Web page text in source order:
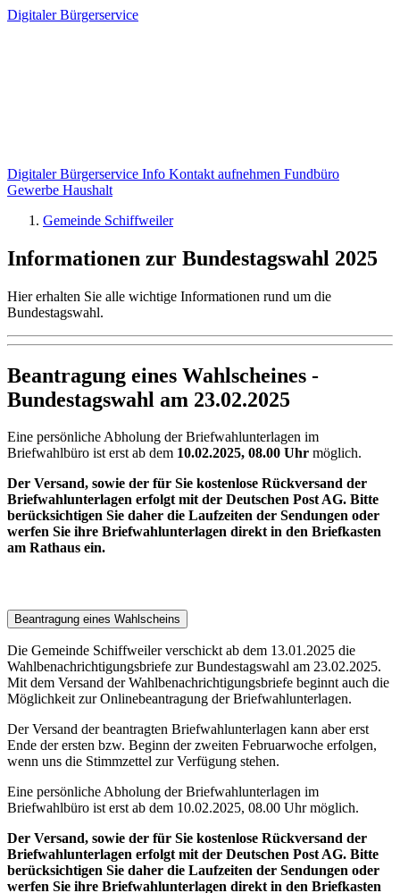
Digitaler Bürgerservice
Digitaler Bürgerservice Info Kontakt aufnehmen Fundbüro
Gewerbe Haushalt
Gemeinde Schiffweiler
Informationen zur Bundestagswahl 2025
Hier erhalten Sie alle wichtige Informationen rund um die
Bundestagswahl.
Beantragung eines Wahlscheines -
Bundestagswahl am 23.02.2025
Eine persönliche Abholung der Briefwahlunterlagen im
Briefwahlbüro ist erst ab dem 10.02.2025, 08.00 Uhr möglich.
Der Versand, sowie der für Sie kostenlose Rückversand der
Briefwahlunterlagen erfolgt mit der Deutschen Post AG. Bitte
berücksichtigen Sie daher die Laufzeiten der Sendungen oder
werfen Sie ihre Briefwahlunterlagen direkt in den Briefkasten
am Rathaus ein.
Beantragung eines Wahlscheins
Die Gemeinde Schiffweiler verschickt ab dem 13.01.2025 die
Wahlbenachrichtigungsbriefe zur Bundestagswahl am 23.02.2025.
Mit dem Versand der Wahlbenachrichtigungsbriefe beginnt auch die
Möglichkeit zur Onlinebeantragung der Briefwahlunterlagen.
Der Versand der beantragten Briefwahlunterlagen kann aber erst
Ende der ersten bzw. Beginn der zweiten Februarwoche erfolgen,
wenn uns die Stimmzettel zur Verfügung stehen.
Eine persönliche Abholung der Briefwahlunterlagen im
Briefwahlbüro ist erst ab dem 10.02.2025, 08.00 Uhr möglich.
Der Versand, sowie der für Sie kostenlose Rückversand der
Briefwahlunterlagen erfolgt mit der Deutschen Post AG. Bitte
berücksichtigen Sie daher die Laufzeiten der Sendungen oder
werfen Sie ihre Briefwahlunterlagen direkt in den Briefkasten